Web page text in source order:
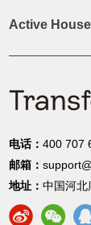
Active House
电话：400 707
邮箱：
地址：中国河北